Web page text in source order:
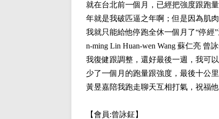
就在台北前一個月，已經把強度跟跑
年就是我破匹逼之年啊；但是因為肌
我就只能給他停跑全休一個月了“停經
n-ming Lin Huan-wen Wang 蘇仁亮
我復健跟調整，還好最後一週，我可
少了一個月的跑量跟強度，最後十公
黃昱嘉陪我跑走聊天互相打氣，祝福
【會員:曾詠鉦】